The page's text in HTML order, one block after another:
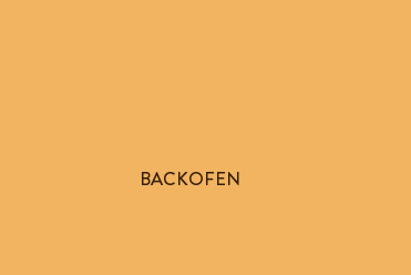
BACKOFEN